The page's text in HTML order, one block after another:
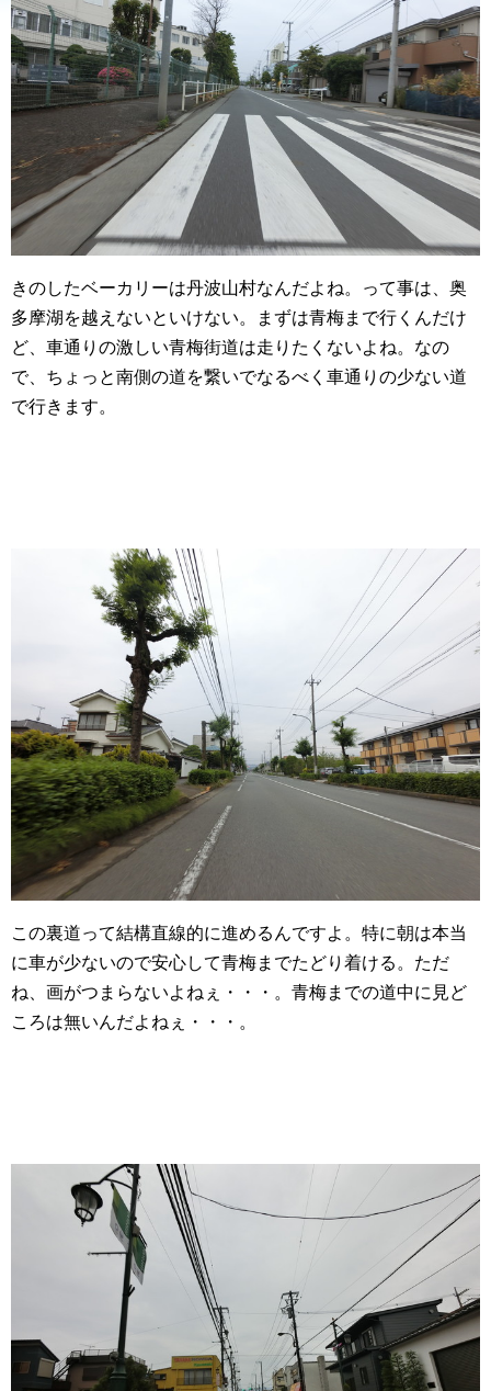
きのしたベーカリーは丹波山村なんだよね。って事は、奥
多摩湖を越えないといけない。まずは青梅まで行くんだけ
ど、車通りの激しい青梅街道は走りたくないよね。なの
で、ちょっと南側の道を繋いでなるべく車通りの少ない道
で行きます。
この裏道って結構直線的に進めるんですよ。特に朝は本当
に車が少ないので安心して青梅までたどり着ける。ただ
ね、画がつまらないよねぇ・・・。青梅までの道中に見ど
ころは無いんだよねぇ・・・。